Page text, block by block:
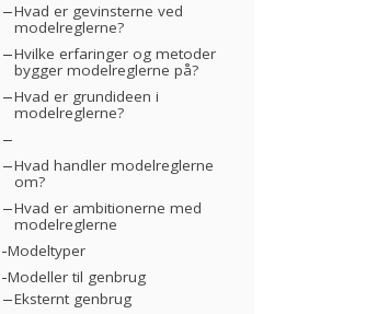
Hvad er gevinsterne ved
modelreglerne?
Hvilke erfaringer og metoder
bygger modelreglerne på?
Hvad er grundideen i
modelreglerne?
Hvad handler modelreglerne
om?
Hvad er ambitionerne med
modelreglerne
Modeltyper
Modeller til genbrug
Eksternt genbrug